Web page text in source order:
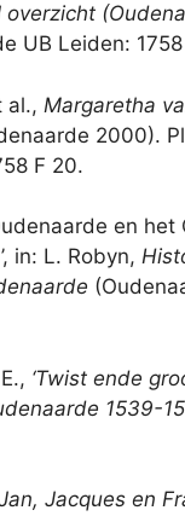
UB Leiden:
al., Margaretha
2000).
F 20.
en het
in: L. Robyn,
‘Twist ende
1539-
Jacques en